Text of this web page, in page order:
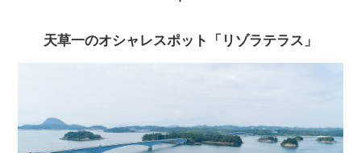
天草一のオシャレスポット「リゾラテラス」